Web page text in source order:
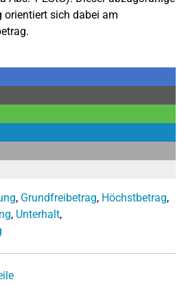
orientiert sich dabei am
, Grundfreibetrag, Höchstbetrag,
, Unterhalt,